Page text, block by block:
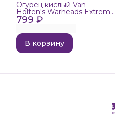
799 ₽
Огурец кислый Van
Holten's Warheads Extreme
Sour, 140г
В корзину